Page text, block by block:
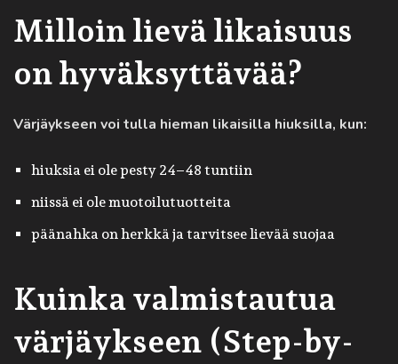
Milloin lievä likaisuus
on hyväksyttävää?
Värjäykseen voi tulla hieman likaisilla hiuksilla, kun:
hiuksia ei ole pesty 24–48 tuntiin
niissä ei ole muotoilutuotteita
päänahka on herkkä ja tarvitsee lievää suojaa
Kuinka valmistautua
värjäykseen (Step-by-